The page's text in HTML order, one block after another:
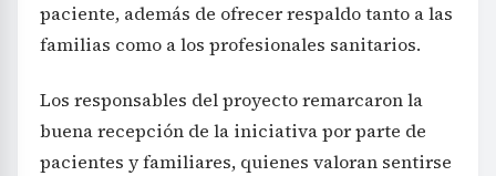
paciente, además de ofrecer respaldo tanto a las
familias como a los profesionales sanitarios.
Los responsables del proyecto remarcaron la
buena recepción de la iniciativa por parte de
pacientes y familiares, quienes valoran sentirse